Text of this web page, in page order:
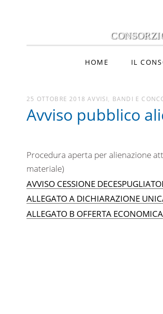
HOME IL
25 OTTOBRE 2018 AVVISI, BANDI E
Avviso pubblico
Procedura aperta per alienazione
materiale)
AVVISO CESSIONE
ALLEGATO A DICHIARAZIONE
ALLEGATO B OFFERTA ECONOMICA